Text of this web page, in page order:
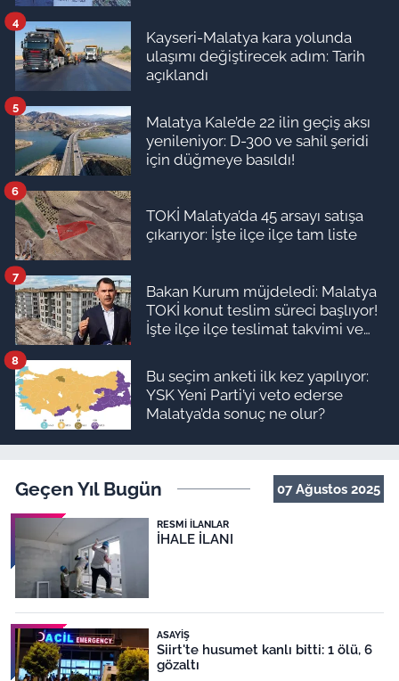
Kayseri-Malatya kara yolunda
ulaşımı değiştirecek adım: Tarih
açıklandı
4
Malatya Kale’de 22 ilin geçiş aksı
yenileniyor: D-300 ve sahil şeridi
için düğmeye basıldı!
5
TOKİ Malatya’da 45 arsayı satışa
çıkarıyor: İşte ilçe ilçe tam liste
6
Bakan Kurum müjdeledi: Malatya
TOKİ konut teslim süreci başlıyor!
İşte ilçe ilçe teslimat takvimi ve
7
Bu seçim anketi ilk kez yapılıyor:
YSK Yeni Parti’yi veto ederse
Malatya’da sonuç ne olur?
8
Geçen Yıl Bugün 07 Ağustos 2025
RESMI İLANLAR
İHALE İLANI
ASAYIŞ
Siirt'te husumet kanlı bitti: 1 ölü, 6
gözaltı